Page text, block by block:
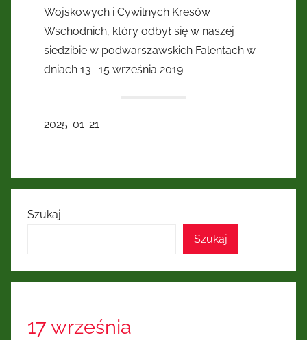
Wojskowych i Cywilnych Kresów
Wschodnich, który odbył się w naszej
siedzibie w podwarszawskich Falentach w
dniach 13 -15 września 2019.
2025-01-21
Szukaj
Szukaj
17 września